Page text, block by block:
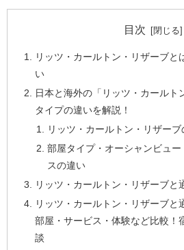
目次
リッツ・カールトン・リザーブと
い
日本と海外の「リッツ・カールト
タイプの違いを解説！
リッツ・カールトン・リザー
部屋タイプ・オーシャンビュ
スの違い
リッツ・カールトン・リザーブと
リッツ・カールトン・リザーブと
部屋・サービス・体験など比較！
談